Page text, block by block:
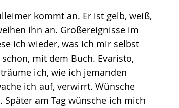
kommt an. Er ist gelb, weiß,
ihn an. Großereignisse im
ich wieder, was ich mir selbst
mit dem Buch. Evaristo,
ich, wie ich jemanden
ich auf, verwirrt. Wünsche
am Tag wünsche ich mich